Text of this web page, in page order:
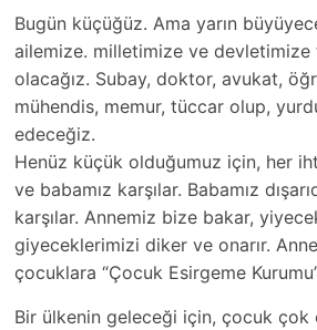
Bugün küçüğüz. Ama yarın
ailemize. milletimize ve devletimize
olacağız. Subay, doktor, avukat,
mühendis, memur, tüccar olup,
edeceğiz.
Henüz küçük olduğumuz için, her
ve babamız karşılar. Babamız
karşılar. Annemiz bize bakar,
giyeceklerimizi diker ve onarır.
çocuklara “Çocuk Esirgeme
Bir ülkenin geleceği için, çocuk çok